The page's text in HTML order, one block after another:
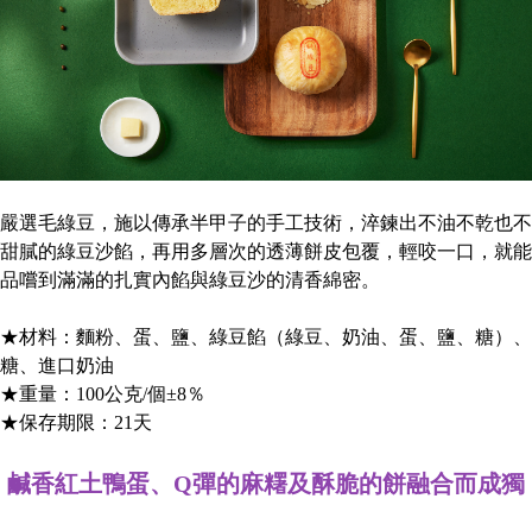
嚴選毛綠豆，施以傳承半甲子的手工技術，淬鍊出不油不乾也不
甜膩的綠豆沙餡，再用多層次的透薄餅皮包覆，輕咬一口，就能
品嚐到滿滿的扎實內餡與綠豆沙的清香綿密。
★材料：麵粉、蛋、鹽、綠豆餡（綠豆、奶油、蛋、鹽、糖）、
糖、進口奶油
★重量：100公克/個±8％
★保存期限：21天
鹹香紅土鴨蛋、Q彈的麻糬及酥脆的餅融合而成獨